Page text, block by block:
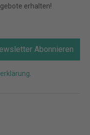
erhalten!
Abonnieren